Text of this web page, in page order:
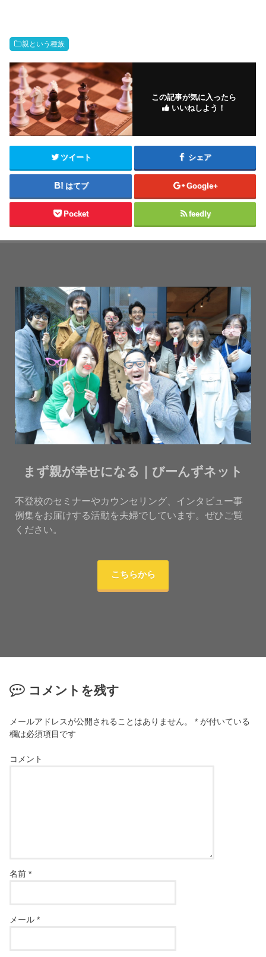
親という種族
この記事が気に入ったら
いいねしよう！
ツイート シェア
はてブ Google+
Pocket feedly
まず親が幸せになる｜びーんずネット
不登校のセミナーやカウンセリング、インタビュー事
例集をお届けする活動を夫婦でしています。ぜひご覧
ください。
こちらから
コメントを残す
メールアドレスが公開されることはありません。 * が付いている
欄は必須項目です
コメント
名前*
メール*